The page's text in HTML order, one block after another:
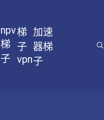
npv
梯
子
梯
子
vpn
加速
器梯
子